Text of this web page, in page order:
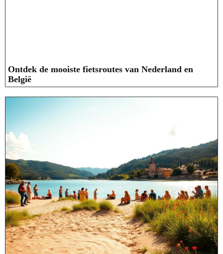
Ontdek de mooiste fietsroutes van Nederland en
België